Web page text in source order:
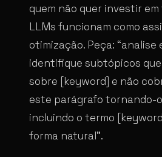
quem não quer investir
LLMs funcionam como
otimização. Peça:
identifique subtópicos
sobre [keyword] e não
este parágrafo tornando-
incluindo o termo
forma natural”.